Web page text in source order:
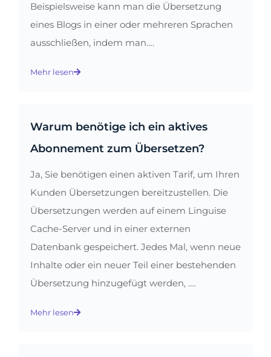
Beispielsweise kann man die Übersetzung
eines Blogs in einer oder mehreren Sprachen
ausschließen, indem man….
Mehr lesen
Warum benötige ich ein aktives
Abonnement zum Übersetzen?
Ja, Sie benötigen einen aktiven Tarif, um Ihren
Kunden Übersetzungen bereitzustellen. Die
Übersetzungen werden auf einem Linguise
Cache-Server und in einer externen
Datenbank gespeichert. Jedes Mal, wenn neue
Inhalte oder ein neuer Teil einer bestehenden
Übersetzung hinzugefügt werden, ….
Mehr lesen